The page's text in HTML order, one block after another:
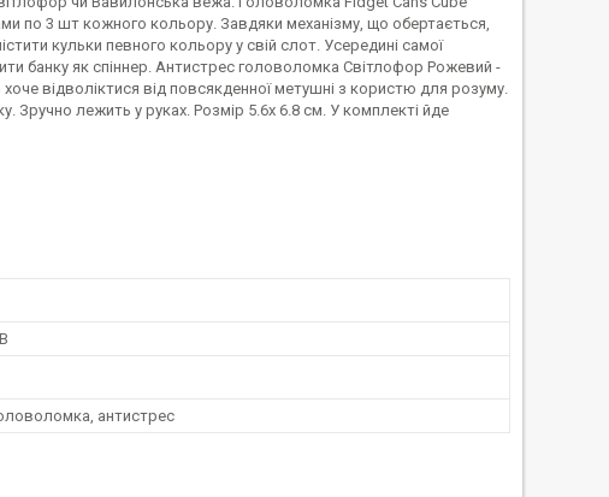
по 3 шт кожного кольору. Завдяки механізму, що обертається,
кульки певного кольору у свій слот. Усередині самої
банку як спіннер. Антистрес головоломка Світлофор Рожевий -
відволіктися від повсякденної метушні з користю для розуму.
Зручно лежить у руках. Розмір 5.6х 6.8 см. У комплекті йде
антистрес